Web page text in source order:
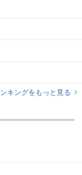
キングをもっと見る